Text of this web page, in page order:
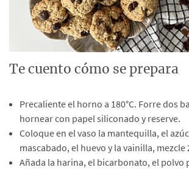
Te cuento cómo se prepara
Precaliente el horno a 180°C. Forre dos
hornear con papel siliconado y reserve.
Coloque en el vaso la mantequilla, el
mascabado, el huevo y la vainilla, mezcle
Añada la harina, el bicarbonato, el polvo